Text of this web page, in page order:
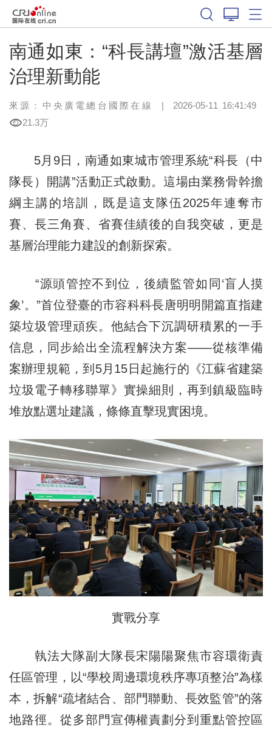
南通如東：“科長講壇”激活基層
治理新動能
來源：中央廣電總台國際在線 | 2026-05-11 16:41:49
21.3万
5月9日，南通如東城市管理系統“科長（中
隊長）開講”活動正式啟動。這場由業務骨幹擔
綱主講的培訓，既是這支隊伍2025年連奪市
賽、長三角賽、省賽佳績後的自我突破，更是
基層治理能力建設的創新探索。
“源頭管控不到位，後續監管如同‘盲人摸
象’。”首位登臺的市容科科長唐明明開篇直指建
築垃圾管理頑疾。他結合下沉調研積累的一手
信息，同步給出全流程解決方案——從核準備
案辦理規範，到5月15日起施行的《江蘇省建築
垃圾電子轉移聯單》實操細則，再到鎮級臨時
堆放點選址建議，條條直擊現實困境。
實戰分享
執法大隊副大隊長宋陽陽聚焦市容環衛責
任區管理，以“學校周邊環境秩序專項整治”為樣
本，拆解“疏堵結合、部門聯動、長效監管”的落
地路徑。從多部門宣傳權責劃分到重點管控區